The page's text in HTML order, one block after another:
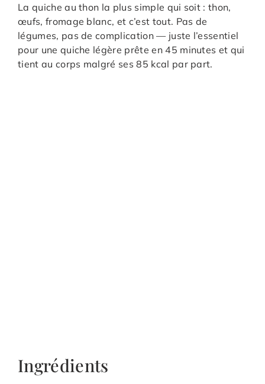
La quiche au thon la plus simple qui soit : thon,
œufs, fromage blanc, et c’est tout. Pas de
légumes, pas de complication — juste l’essentiel
pour une quiche légère prête en 45 minutes et qui
tient au corps malgré ses 85 kcal par part.
Ingrédients